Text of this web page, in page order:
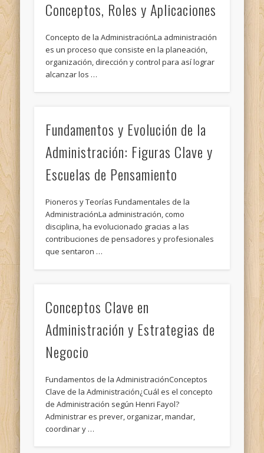
Conceptos, Roles y Aplicaciones
Concepto de la AdministraciónLa administración
es un proceso que consiste en la planeación,
organización, dirección y control para así lograr
alcanzar los …
Fundamentos y Evolución de la
Administración: Figuras Clave y
Escuelas de Pensamiento
Pioneros y Teorías Fundamentales de la
AdministraciónLa administración, como
disciplina, ha evolucionado gracias a las
contribuciones de pensadores y profesionales
que sentaron …
Conceptos Clave en
Administración y Estrategias de
Negocio
Fundamentos de la AdministraciónConceptos
Clave de la Administración¿Cuál es el concepto
de Administración según Henri Fayol?
Administrar es prever, organizar, mandar,
coordinar y …